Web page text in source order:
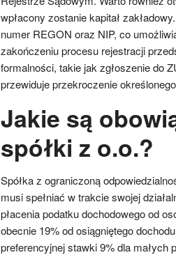
wpłacony zostanie kapitał
numer REGON oraz NIP, co
zakończeniu procesu rejestracji
formalności, takie jak zgłoszenie do
przewiduje przekroczenie
Jakie są
spółki z o.o.?
Spółka z ograniczoną
musi spełniać w trakcie swojej
płacenia podatku dochodowego od
obecnie 19% od osiągniętego
preferencyjnej stawki 9% dla